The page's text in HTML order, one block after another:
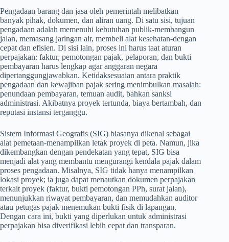
Pengadaan barang dan jasa oleh pemerintah melibatkan
banyak pihak, dokumen, dan aliran uang. Di satu sisi, tujuan
pengadaan adalah memenuhi kebutuhan publik-membangun
jalan, memasang jaringan air, membeli alat kesehatan-dengan
cepat dan efisien. Di sisi lain, proses ini harus taat aturan
perpajakan: faktur, pemotongan pajak, pelaporan, dan bukti
pembayaran harus lengkap agar anggaran negara
dipertanggungjawabkan. Ketidaksesuaian antara praktik
pengadaan dan kewajiban pajak sering menimbulkan masalah:
penundaan pembayaran, temuan audit, bahkan sanksi
administrasi. Akibatnya proyek tertunda, biaya bertambah, dan
reputasi instansi terganggu.
Sistem Informasi Geografis (SIG) biasanya dikenal sebagai
alat pemetaan-menampilkan letak proyek di peta. Namun, jika
dikembangkan dengan pendekatan yang tepat, SIG bisa
menjadi alat yang membantu mengurangi kendala pajak dalam
proses pengadaan. Misalnya, SIG tidak hanya menampilkan
lokasi proyek; ia juga dapat menautkan dokumen perpajakan
terkait proyek (faktur, bukti pemotongan PPh, surat jalan),
menunjukkan riwayat pembayaran, dan memudahkan auditor
atau petugas pajak menemukan bukti fisik di lapangan.
Dengan cara ini, bukti yang diperlukan untuk administrasi
perpajakan bisa diverifikasi lebih cepat dan transparan.